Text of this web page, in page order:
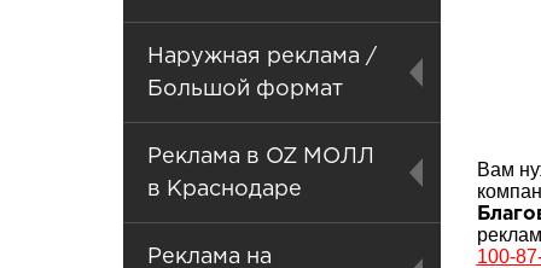
Наружная реклама /
Большой формат
Реклама в OZ МОЛЛ
в Краснодаре
Реклама на
Вам
100-